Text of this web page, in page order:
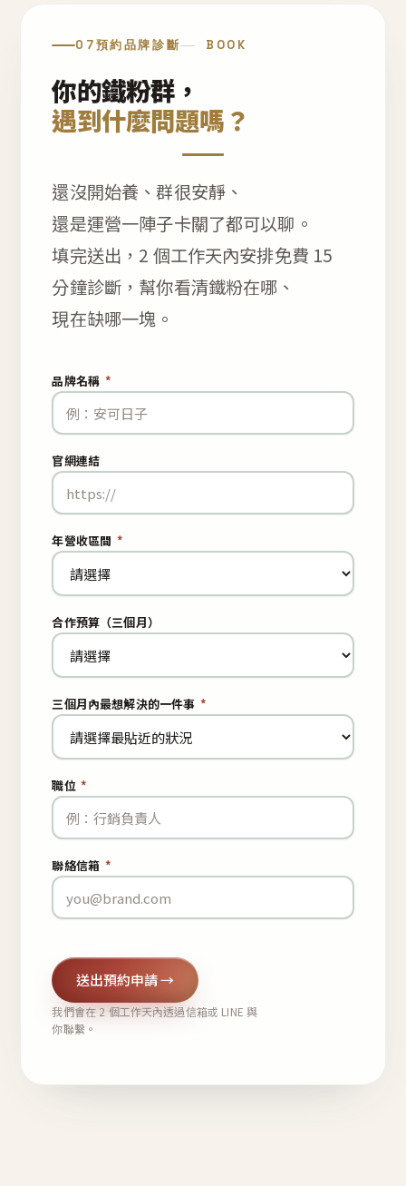
07預約品牌診斷 BOOK
你的鐵粉群，
遇到什麼問題嗎？
還沒開始養、群很安靜、
還是運營一陣子卡關了都可以聊。
填完送出，2 個工作天內安排免費 15
分鐘診斷，幫你看清鐵粉在哪、
現在缺哪一塊。
品牌名稱 *
官網連結
年營收區間 *
合作預算（三個月）
三個月內最想解決的一件事 *
職位 *
聯絡信箱 *
送出預約申請 →
我們會在 2 個工作天內透過信箱或 LINE 與
你聯繫。